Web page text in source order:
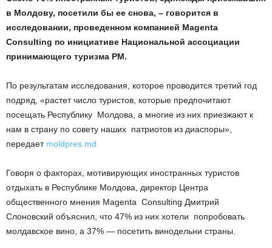
в Молдову, посетили бы ее снова, – говорится в
исследовании, проведенном компанией Magenta
Consulting по инициативе Национальной ассоциации
принимающего туризма РМ.
По результатам исследования, которое проводится третий год
подряд, «растет число туристов, которые предпочитают
посещать Республику Молдова, а многие из них приезжают к
нам в страну по совету наших патриотов из диаспоры»,
передает moldpres.md
Говоря о факторах, мотивирующих иностранных туристов
отдыхать в Республике Молдова, директор Центра
общественного мнения Magenta Consulting Дмитрий
Слоновский объяснил, что 47% из них хотели попробовать
молдавское вино, а 37% — посетить винодельни страны.